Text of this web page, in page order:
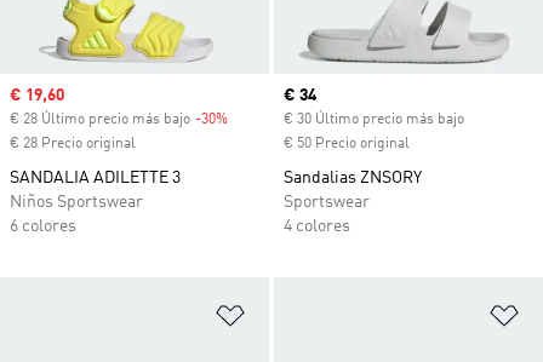
Precio de venta
€ 19,60
€ 28 Último precio más bajo -30% Descuento
€ 28 Precio original
SANDALIA ADILETTE 3
Niños Sportswear
6 colores
Precio actual
€ 34
€ 30 Último precio más bajo
€ 50 Precio original
Sandalias ZNSORY
Sportswear
4 colores